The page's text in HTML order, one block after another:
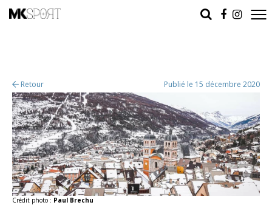
Retour Publié le 15 décembre 2020
Crédit photo : Paul Brechu